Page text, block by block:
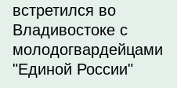
встретился во
Владивостоке с
молодогвардейцами
"Единой России"